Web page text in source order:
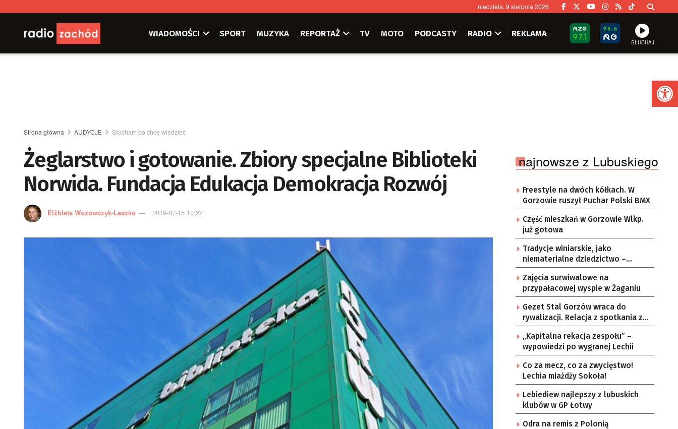
niedziela, 9 sierpnia 2026
WIADOMOŚCI SPORT MUZYKA REPORTAŻ TV MOTO PODCASTY RADIO REKLAMA
SŁUCHAJ
Strona główna AUDYCJE Słucham bo chcę wiedzieć
Żeglarstwo i gotowanie. Zbiory specjalne Biblioteki
Norwida. Fundacja Edukacja Demokracja Rozwój
Elżbieta Wozowczyk-Leszko 2019-07-15 10:22
najnowsze z Lubuskiego
Freestyle na dwóch kółkach. W
Gorzowie ruszył Puchar Polski BMX
Część mieszkań w Gorzowie Wlkp.
już gotowa
Tradycje winiarskie, jako
niematerialne dziedzictwo –
konsultacje i projekt
Zajęcia surwiwalowe na
przypałacowej wyspie w Żaganiu
Gezet Stal Gorzów wraca do
rywalizacji. Relacja z spotkania z
częstochowskimi lwami u nas!
„Kapitalna rekacja zespołu” –
wypowiedzi po wygranej Lechii
Co za mecz, co za zwycięstwo!
Lechia miażdży Sokoła!
Lebiediew najlepszy z lubuskich
klubów w GP Łotwy
Odra na remis z Polonią